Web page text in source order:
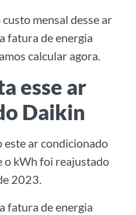
mensal desse ar
fatura de energia
calcular agora.
esse ar
Daikin
este ar condicionado
o kWh foi reajustado
2023.
fatura de energia